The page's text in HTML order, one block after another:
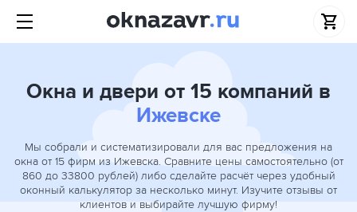
Окна и двери от 15 компаний в
Ижевске
Мы собрали и систематизировали для вас предложения на
окна от 15 фирм из Ижевска. Сравните цены самостоятельно (от
860 до 33800 рублей) либо сделайте расчёт через удобный
оконный калькулятор за несколько минут. Изучите отзывы от
клиентов и выбирайте лучшую фирму!